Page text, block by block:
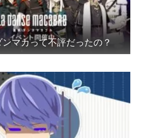
ンマカって不評だったの？